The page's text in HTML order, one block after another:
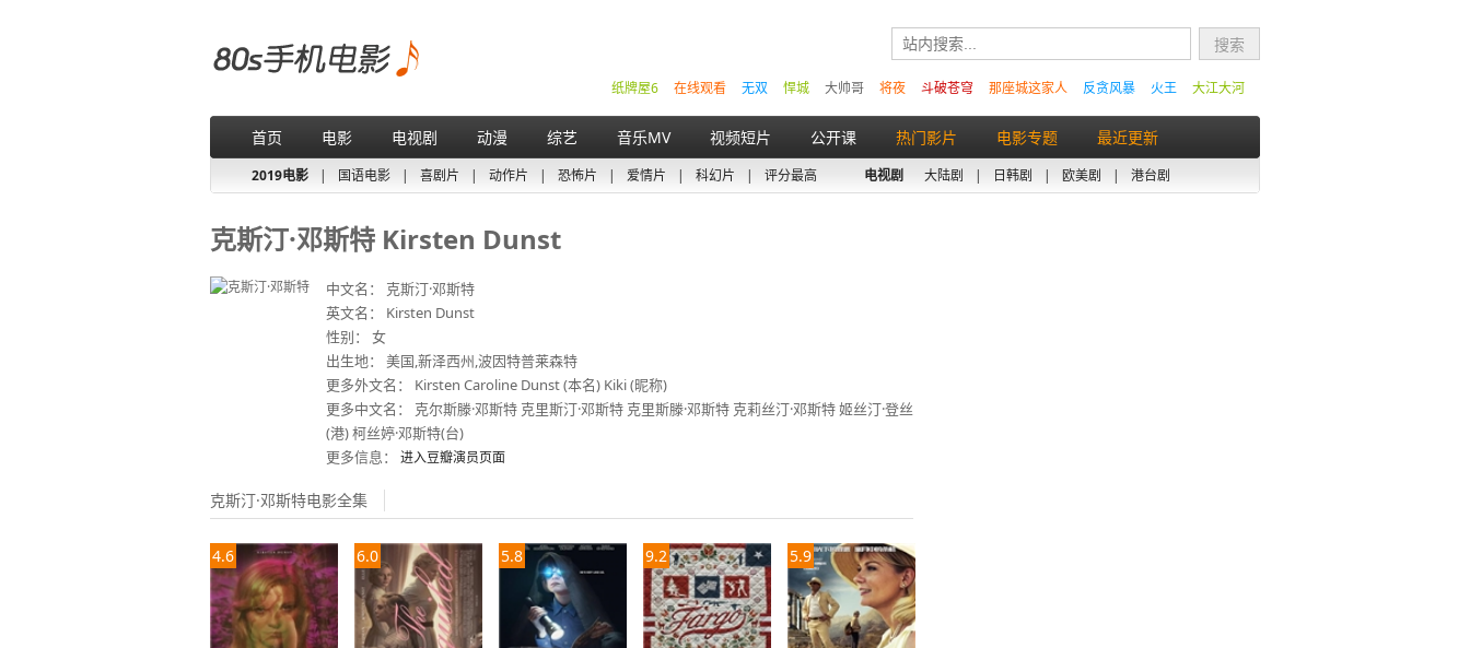
大江大河
火王
反贪风暴
那座城这家人
斗破苍穹
将夜
大帅哥
悍城
无双
在线观看
纸牌屋6
首页 电影 电视剧 动漫 综艺 音乐MV 视频短片 公开课 热门影片 电影专题 最近更新
2019电影 | 国语电影 | 喜剧片 | 动作片 | 恐怖片 | 爱情片 | 科幻片 | 评分最高 电视剧 大陆剧 | 日韩剧 | 欧美剧 | 港台剧
克斯汀·邓斯特 Kirsten Dunst
中文名： 克斯汀·邓斯特
英文名： Kirsten Dunst
性别： 女
出生地： 美国,新泽西州,波因特普莱森特
更多外文名： Kirsten Caroline Dunst (本名) Kiki (昵称)
更多中文名： 克尔斯滕·邓斯特 克里斯汀·邓斯特 克里斯滕·邓斯特 克莉丝汀·邓斯特 姬丝汀·登丝
(港) 柯丝婷·邓斯特(台)
更多信息： 进入豆瓣演员页面
克斯汀·邓斯特电影全集
4.6 6.0 5.8 9.2 5.9